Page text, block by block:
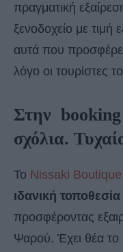
πραγματική
ξενοδοχείο με τιμή
αυτά που
λόγο οι τουρίστες
Στην booking
σχόλια.
Το Nissaki Boutique
ιδανική τοποθεσία
προσφέροντας
Ψαρού. Έχει θέα το